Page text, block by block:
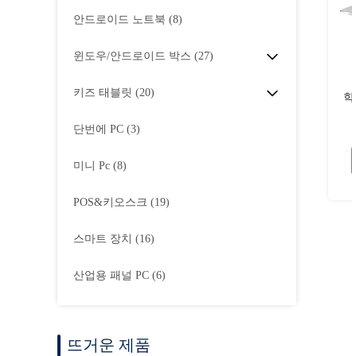
안드로이드 노트북 (8)
윈도우/안드로이드 박스 (27)
키즈 태블릿 (20)
단번에 PC (3)
미니 Pc (8)
POS&키오스크 (19)
스마트 장치 (16)
산업용 패널 PC (6)
뜨거운 제품